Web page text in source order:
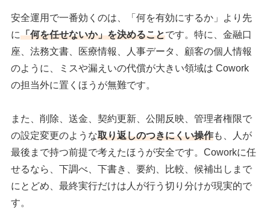
安全運用で一番効くのは、「何を有効にするか」より先
に「何を任せないか」を決めることです。特に、金融口
座、法務文書、医療情報、人事データ、顧客の個人情報
のように、ミスや漏えいの代償が大きい領域は Cowork
の担当外に置くほうが無難です。
また、削除、送金、契約更新、公開反映、管理者権限で
の設定変更のような取り返しのつきにくい操作も、人が
最後まで持つ前提で考えたほうが安全です。Coworkに任
せるなら、下調べ、下書き、要約、比較、候補出しまで
にとどめ、最終実行だけは人が行う切り分けが現実的で
す。